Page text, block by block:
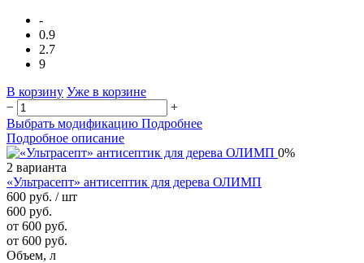
-
0.9
2.7
9
В корзину Уже в корзине
−
+
Выбрать модификацию Подробнее
Подробное описание
0%
2 варианта
«Ультрасепт» антисептик для дерева ОЛИМП
600 руб. / шт
600 руб.
от 600 руб.
от 600 руб.
Объем, л